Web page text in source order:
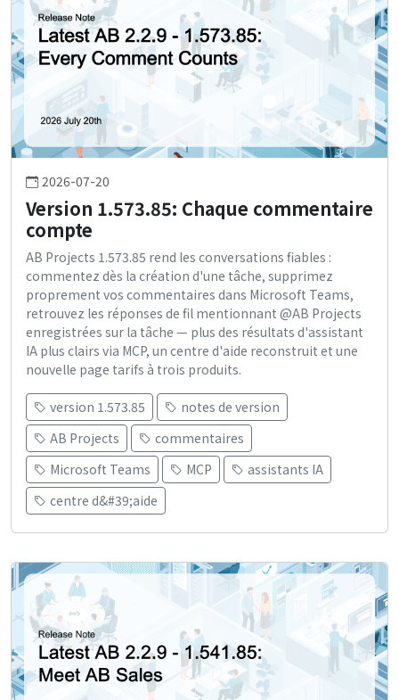
2026-07-20
Version 1.573.85: Chaque commentaire
compte
AB Projects 1.573.85 rend les conversations fiables :
commentez dès la création d'une tâche, supprimez
proprement vos commentaires dans Microsoft Teams,
retrouvez les réponses de fil mentionnant @AB Projects
enregistrées sur la tâche — plus des résultats d'assistant
IA plus clairs via MCP, un centre d'aide reconstruit et une
nouvelle page tarifs à trois produits.
version 1.573.85
notes de version
AB Projects
commentaires
Microsoft Teams
MCP
assistants IA
centre d&#39;aide